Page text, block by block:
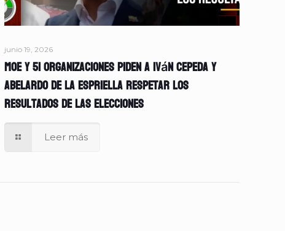
junio 19, 2026
MOE y 51 organizaciones piden a Iván Cepeda y
Abelardo de la Espriella respetar los
resultados de las elecciones
Leer más